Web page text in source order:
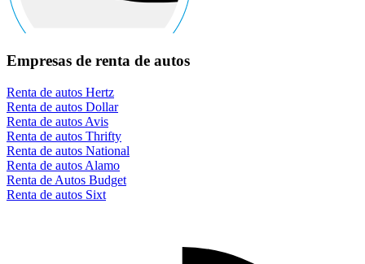
Empresas de renta de autos
Renta de autos Hertz
Renta de autos Dollar
Renta de autos Avis
Renta de autos Thrifty
Renta de autos National
Renta de autos Alamo
Renta de Autos Budget
Renta de autos Sixt